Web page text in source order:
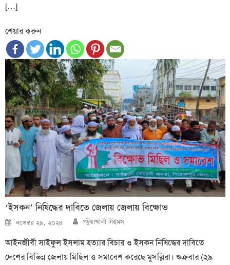
[…]
শেয়ার করুন
‘ইসকন’ নিষিদ্ধের দাবিতে জেলায় জেলায় বিক্ষোভ
Posted
on
নভেম্বর ২৯, ২০২৪ Author
পটুয়াখালী টাইমস
আইনজীবী সাইফুল ইসলাম হত্যার বিচার ও ইসকন নিষিদ্ধের দাবিতে
দেশের বিভিন্ন জেলায় মিছিল ও সমাবেশ করেছে মুসল্লিরা। শুক্রবার (২৯